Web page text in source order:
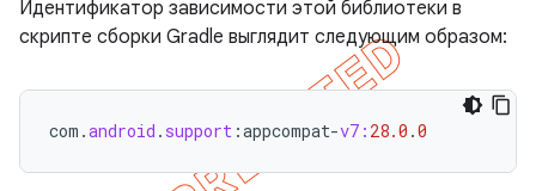
Идентификатор зависимости этой библиотеки в
скрипте сборки Gradle выглядит следующим образом:
com .android . support :appcompat-v7: 28.0 .0